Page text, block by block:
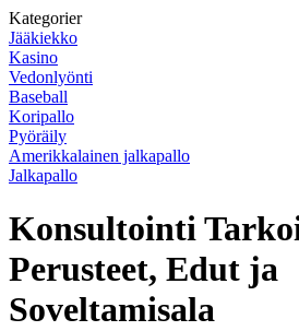
Kategorier
Jääkiekko
Kasino
Vedonlyönti
Baseball
Koripallo
Pyöräily
Amerikkalainen jalkapallo
Jalkapallo
Konsultointi
Perusteet, Edut ja
Soveltamisala